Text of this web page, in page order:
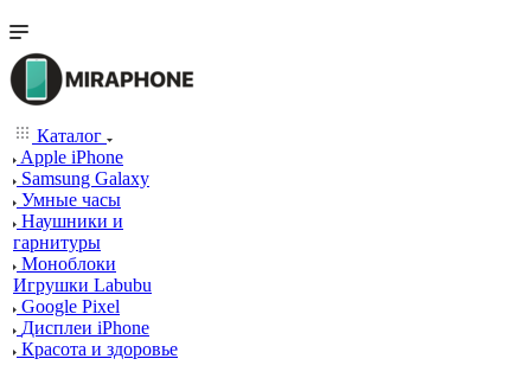
Каталог
Apple iPhone
Samsung Galaxy
Умные часы
Наушники и
гарнитуры
Моноблоки
Игрушки Labubu
Google Pixel
Дисплеи iPhone
Красота и здоровье